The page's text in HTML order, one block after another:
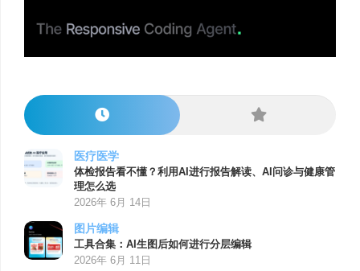
医疗医学
体检报告看不懂？利用AI进行报告解读、AI问诊与健康管
理怎么选
2026年 6月 14日
图片编辑
工具合集：AI生图后如何进行分层编辑
2026年 6月 11日